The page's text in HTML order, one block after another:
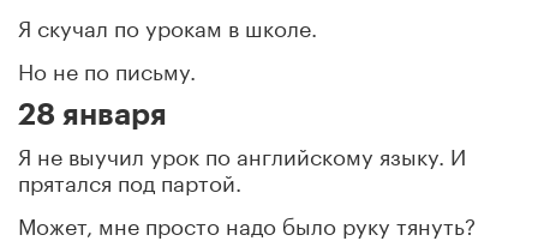
Я скучал по урокам в школе.
Но не по письму.
28 января
Я не выучил урок по английскому языку. И
прятался под партой.
Может, мне просто надо было руку тянуть?